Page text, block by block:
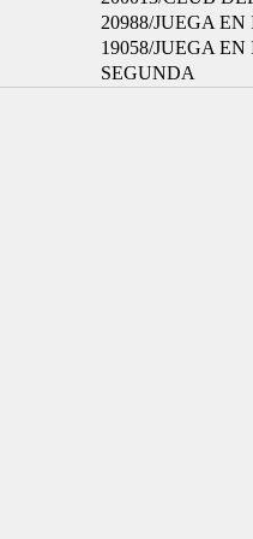
20988/JUEGA
19058/JUEGA
SEGUNDA